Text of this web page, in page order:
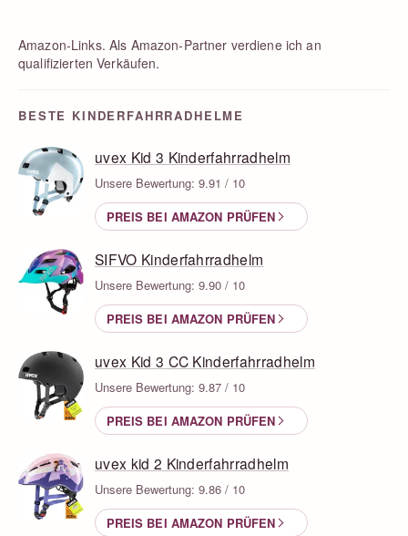
Amazon-Links. Als Amazon-Partner verdiene ich an
qualifizierten Verkäufen.
BESTE KINDERFAHRRADHELME
uvex Kid 3 Kinderfahrradhelm
Unsere Bewertung: 9.91 / 10
PREIS BEI AMAZON PRÜFEN
SIFVO Kinderfahrradhelm
Unsere Bewertung: 9.90 / 10
PREIS BEI AMAZON PRÜFEN
uvex Kid 3 CC Kinderfahrradhelm
Unsere Bewertung: 9.87 / 10
PREIS BEI AMAZON PRÜFEN
uvex kid 2 Kinderfahrradhelm
Unsere Bewertung: 9.86 / 10
PREIS BEI AMAZON PRÜFEN